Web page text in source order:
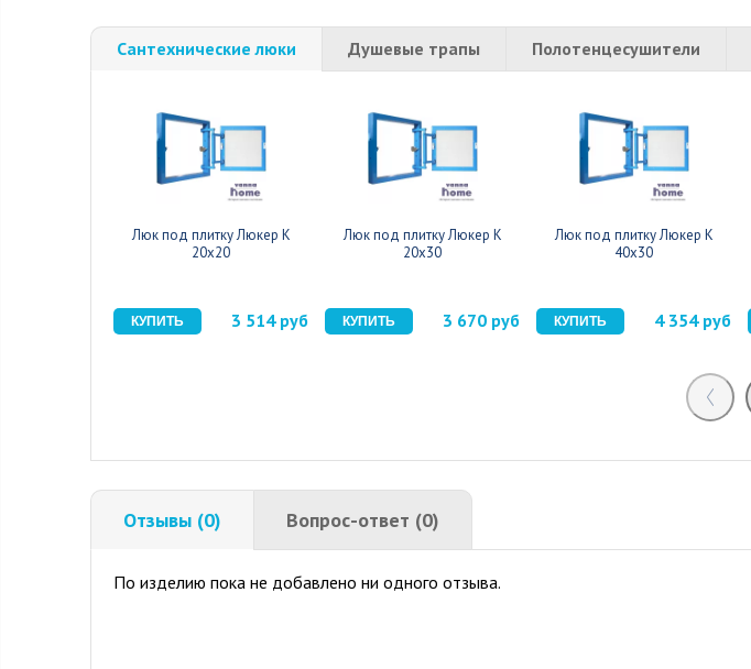
Сантехнические люки Душевые трапы Полотенцесушители
Люк под плитку Люкер К
20x20
3 514 руб
Люк под плитку Люкер К
20x30
3 670 руб
Люк под плитку Люкер К
40x30
4 354 руб
Отзывы (0) Вопрос-ответ (0)
По изделию пока не добавлено ни одного отзыва.